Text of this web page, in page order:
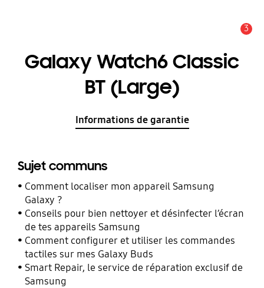
3
Galaxy Watch6 Classic
BT (Large)
Informations de garantie
Sujet communs
Comment localiser mon appareil Samsung
Galaxy ?
Conseils pour bien nettoyer et désinfecter l’écran
de tes appareils Samsung
Comment configurer et utiliser les commandes
tactiles sur mes Galaxy Buds
Smart Repair, le service de réparation exclusif de
Samsung